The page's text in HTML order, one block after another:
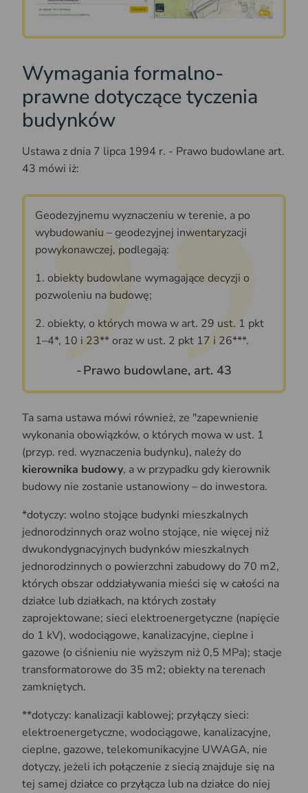
Wymagania formalno-
prawne dotyczące tyczenia
budynków
Ustawa z dnia 7 lipca 1994 r. - Prawo budowlane art.
43 mówi iż:
Prawo budowlane, art. 43
Geodezyjnemu wyznaczeniu w terenie, a po
wybudowaniu – geodezyjnej inwentaryzacji
powykonawczej, podlegają:
1. obiekty budowlane wymagające decyzji o
pozwoleniu na budowę;
2. obiekty, o których mowa w art. 29 ust. 1 pkt
1–4*, 10 i 23** oraz w ust. 2 pkt 17 i 26***.
Ta sama ustawa mówi również, ze "zapewnienie
wykonania obowiązków, o których mowa w ust. 1
(przyp. red. wyznaczenia budynku), należy do
kierownika budowy, a w przypadku gdy kierownik
budowy nie zostanie ustanowiony – do inwestora.
*dotyczy: wolno stojące budynki mieszkalnych
jednorodzinnych oraz wolno stojące, nie więcej niż
dwukondygnacyjnych budynków mieszkalnych
jednorodzinnych o powierzchni zabudowy do 70 m2,
których obszar oddziaływania mieści się w całości na
działce lub działkach, na których zostały
zaprojektowane; sieci elektroenergetyczne (napięcie
do 1 kV), wodociągowe, kanalizacyjne, cieplne i
gazowe (o ciśnieniu nie wyższym niż 0,5 MPa); stacje
transformatorowe do 35 m2; obiekty na terenach
zamkniętych.
**dotyczy: kanalizacji kablowej; przyłączy sieci:
elektroenergetyczne, wodociągowe, kanalizacyjne,
cieplne, gazowe, telekomunikacyjne UWAGA, nie
dotyczy, jeżeli ich połączenie z siecią znajduje się na
tej samej działce co przyłącza lub na działce do niej